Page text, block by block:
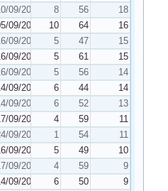
09/2022 8 56
18
09/2022 10 64
16
09/2022 5 47
15
09/2022 5 61
15
09/2022 5 56
14
09/2022 6 44
14
09/2022 6 52
13
09/2022 4 59
11
09/2022 1 54
11
09/2022 5 49
10
09/2022 4 59
9
09/2022 6 50
9